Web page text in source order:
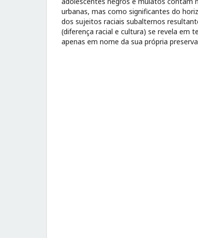
urbanas, mas como significantes do
dos sujeitos raciais subalternos
(diferença racial e cultura) se revela em
apenas em nome da sua própria